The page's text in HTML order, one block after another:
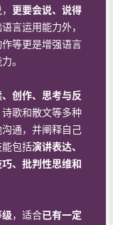
更要会说、说得
言运用能力外，
等更是增强语言
。
创作、思考与反
歌和散文等多种
通，并阐释自己
包括演讲表达、
、批判性思维和
级，适合已有一定